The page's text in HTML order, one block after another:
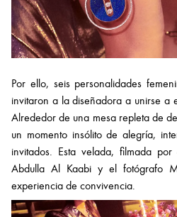
Por ello, seis personalidades
invitaron a la diseñadora a unirse a
Alrededor de una mesa repleta de
un momento insólito de alegría,
invitados. Esta velada, filmada
Abdulla Al Kaabi y el fotógrafo
experiencia de convivencia.